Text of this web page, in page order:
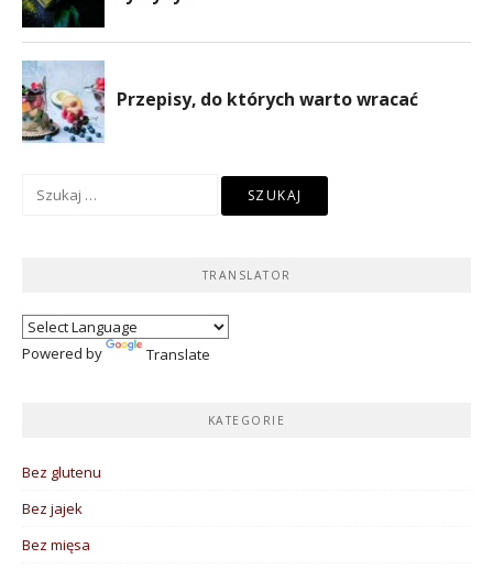
Szukaj:
TRANSLATOR
Powered by Translate
KATEGORIE
Bez glutenu
Bez jajek
Bez mięsa